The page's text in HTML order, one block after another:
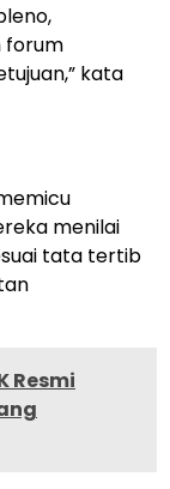
forum
kata
menilai
tata tertib
Resmi